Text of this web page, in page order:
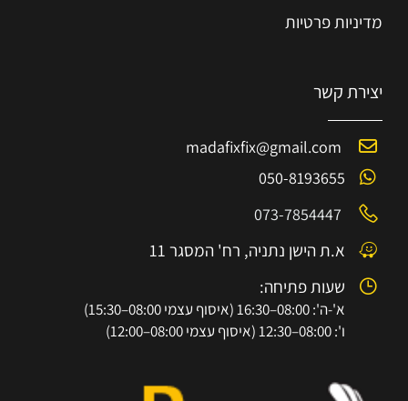
מדיניות פרטיות
יצירת קשר
madafixfix@gmail.com
050-8193655
073-7854447
א.ת הישן נתניה, רח' המסגר 11
שעות פתיחה:
א'-ה': 08:00–16:30 (איסוף עצמי 08:00–15:30)
ו': 08:00–12:30 (איסוף עצמי 08:00–12:00)